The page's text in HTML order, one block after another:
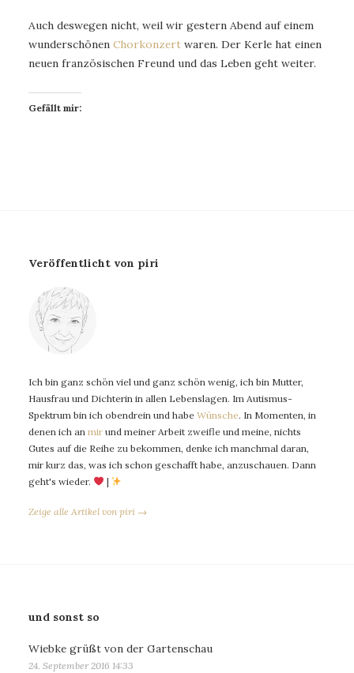
Auch deswegen nicht, weil wir gestern Abend auf einem
wunderschönen Chorkonzert waren. Der Kerle hat einen
neuen französischen Freund und das Leben geht weiter.
Gefällt mir:
Veröffentlicht von piri
Ich bin ganz schön viel und ganz schön wenig, ich bin Mutter,
Hausfrau und Dichterin in allen Lebenslagen. Im Autismus-
Spektrum bin ich obendrein und habe Wünsche. In Momenten, in
denen ich an mir und meiner Arbeit zweifle und meine, nichts
Gutes auf die Reihe zu bekommen, denke ich manchmal daran,
mir kurz das, was ich schon geschafft habe, anzuschauen. Dann
geht's wieder.
|
Zeige alle Artikel von piri →
und sonst so
Wiebke grüßt von der Gartenschau
24. September 2016 14:33